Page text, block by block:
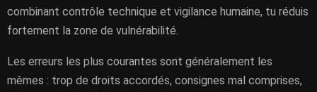
combinant contrôle technique et vigilance humaine, tu réduis
fortement la zone de vulnérabilité.
Les erreurs les plus courantes sont généralement les
mêmes : trop de droits accordés, consignes mal comprises,